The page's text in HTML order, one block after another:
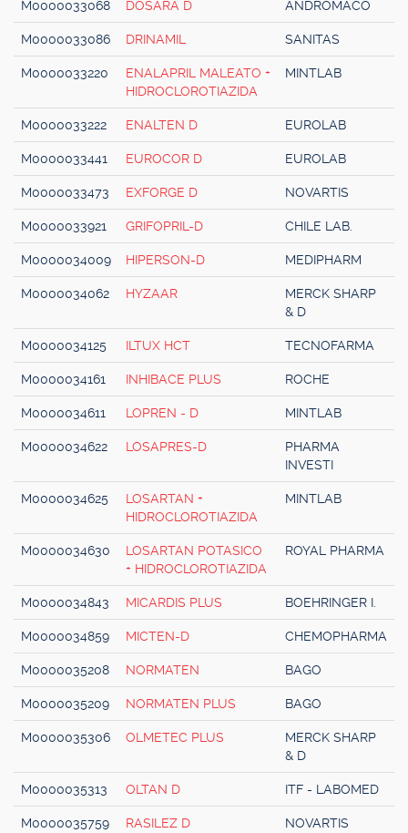
M0000033068 DOSARA D ANDROMACO
M0000033086 DRINAMIL SANITAS
M0000033220
ENALAPRIL MALEATO +
HIDROCLOROTIAZIDA
MINTLAB
M0000033222 ENALTEN D EUROLAB
M0000033441 EUROCOR D EUROLAB
M0000033473 EXFORGE D NOVARTIS
M0000033921 GRIFOPRIL-D CHILE LAB.
M0000034009 HIPERSON-D MEDIPHARM
M0000034062 HYZAAR
MERCK SHARP
& D
M0000034125 ILTUX HCT TECNOFARMA
M0000034161 INHIBACE PLUS ROCHE
M0000034611 LOPREN - D MINTLAB
M0000034622 LOSAPRES-D
PHARMA
INVESTI
M0000034625
LOSARTAN +
HIDROCLOROTIAZIDA
MINTLAB
M0000034630
LOSARTAN POTASICO
+ HIDROCLOROTIAZIDA
ROYAL PHARMA
M0000034843 MICARDIS PLUS BOEHRINGER I.
M0000034859 MICTEN-D CHEMOPHARMA
M0000035208 NORMATEN BAGO
M0000035209 NORMATEN PLUS BAGO
M0000035306 OLMETEC PLUS
MERCK SHARP
& D
M0000035313 OLTAN D ITF - LABOMED
M0000035759 RASILEZ D NOVARTIS